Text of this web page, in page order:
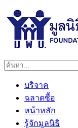
บริจาค
ฉลาดซื้อ
หน้าหลัก
รู้จักมูลนิธิ